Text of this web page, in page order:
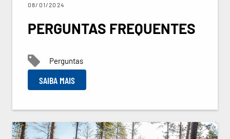
08/01/2024
PERGUNTAS FREQUENTES
Perguntas
SAIBA MAIS